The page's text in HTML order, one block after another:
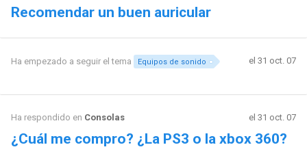
Recomendar un buen auricular
Ha empezado a seguir el tema Equipos de sonido el 31 oct. 07
Ha respondido en Consolas el 31 oct. 07
¿Cuál me compro? ¿La PS3 o la xbox 360?